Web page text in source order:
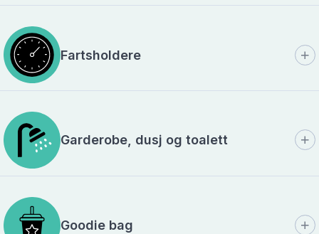
Fartsholdere
Garderobe, dusj og toalett
Goodie bag